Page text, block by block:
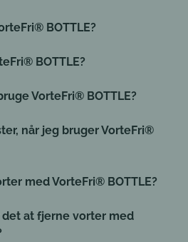
BOTTLE?
BOTTLE?
VorteFri® BOTTLE?
når jeg bruger VorteFri®
med VorteFri® BOTTLE?
at fjerne vorter med